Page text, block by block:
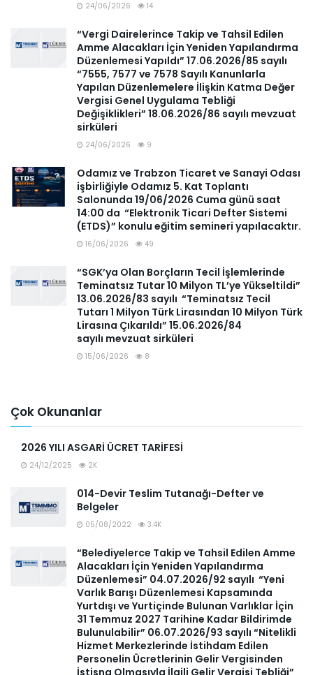
24/06/2026 14
“Vergi Dairelerince Takip ve Tahsil Edilen
Amme Alacakları İçin Yeniden Yapılandırma
Düzenlemesi Yapıldı” 17.06.2026/85 sayılı
“7555, 7577 ve 7578 Sayılı Kanunlarla
Yapılan Düzenlemelere İlişkin Katma Değer
Vergisi Genel Uygulama Tebliği
Değişiklikleri” 18.06.2026/86 sayılı mevzuat
sirküleri
24/06/2026 9
Odamız ve Trabzon Ticaret ve Sanayi Odası
işbirliğiyle Odamız 5. Kat Toplantı
Salonunda 19/06/2026 Cuma günü saat
14:00 da “Elektronik Ticari Defter Sistemi
(ETDS)” konulu eğitim semineri yapılacaktır.
16/06/2026 49
“SGK’ya Olan Borçların Tecil İşlemlerinde
Teminatsız Tutar 10 Milyon TL’ye Yükseltildi”
13.06.2026/83 sayılı “Teminatsız Tecil
Tutarı 1 Milyon Türk Lirasından 10 Milyon Türk
Lirasına Çıkarıldı” 15.06.2026/84
sayılı mevzuat sirküleri
15/06/2026 8
Çok Okunanlar
2026 YILI ASGARİ ÜCRET TARİFESİ
24/12/2025 2K
014-Devir Teslim Tutanağı-Defter ve
Belgeler
05/08/2022 3.4K
“Belediyelerce Takip ve Tahsil Edilen Amme
Alacakları İçin Yeniden Yapılandırma
Düzenlemesi” 04.07.2026/92 sayılı “Yeni
Varlık Barışı Düzenlemesi Kapsamında
Yurtdışı ve Yurtiçinde Bulunan Varlıklar İçin
31 Temmuz 2027 Tarihine Kadar Bildirimde
Bulunulabilir” 06.07.2026/93 sayılı “Nitelikli
Hizmet Merkezlerinde İstihdam Edilen
Personelin Ücretlerinin Gelir Vergisinden